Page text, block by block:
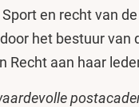
en recht van
het bestuur van
Recht aan haar